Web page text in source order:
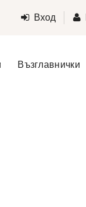
Вход
Възглавнички